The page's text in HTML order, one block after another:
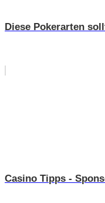
Diese Pokerarten
Casino Tipps -